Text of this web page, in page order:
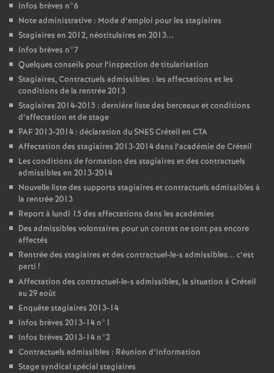
Infos brèves n°6
Note administrative : Mode d’emploi pour les stagiaires
Stagiaires en 2012, néotitulaires en 2013...
Infos brèves n°7
Quelques conseils pour l’inspection de titularisation
Stagiaires, Contractuels admissibles : les affectations et les
conditions de la rentrée 2013
Stagiaires 2014-2015 : dernière liste des berceaux et conditions
d’affectation et de stage
PAF2013-2014 : déclaration duSNESCréteil en CTA
Affectation des stagiaires 2013-2014 dans l’académie de Créteil
Les conditions de formation des stagiaires et des contractuels
admissibles en 2013-2014
Nouvelle liste des supports stagiaires et contractuels admissibles à
la rentrée 2013
Report à lundi 15 des affectations dans les académies
Des admissibles volontaires pour un contrat ne sont pas encore
affectés
Rentrée des stagiaires et des contractuel-le-s admissibles... c’est
parti !
Affectation des contractuel-le-s admissibles, la situation à Créteil
au 29 août
Enquête stagiaires 2013-14
Infos brèves 2013-14 n°1
Infos brèves 2013-14 n°2
Contractuels admissibles : Réunion d’information
Stage syndical spécial stagiaires